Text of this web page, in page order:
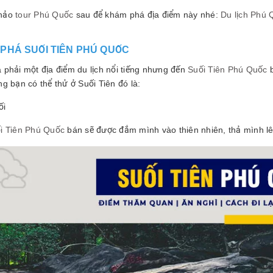
tour Phú Quốc sau để khám phá địa điểm này nhé: Du lịch Phú
SUỐI TIÊN PHÚ QUỐC
phải một địa điểm du lịch nổi tiếng nhưng đến Suối Tiên Phú Quốc
bạn có thể thử ở Suối Tiên đó là:
Tiên Phú Quốc bán sẽ được đắm mình vào thiên nhiên, thả mình